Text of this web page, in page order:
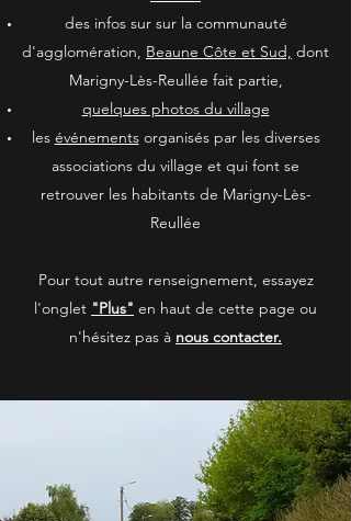
des infos sur sur la communauté
d'agglomération, Beaune Côte et Sud, dont
Marigny-Lès-Reullée fait partie,
quelques photos du village
les événementsorganisés par les diverses
associations du village et qui font se
retrouver les habitants de Marigny-Lès-
Reullée
Pour tout autre renseignement, essayez
l'onglet "Plus" en haut de cette page ou
n'hésitez pas à nous contacter.